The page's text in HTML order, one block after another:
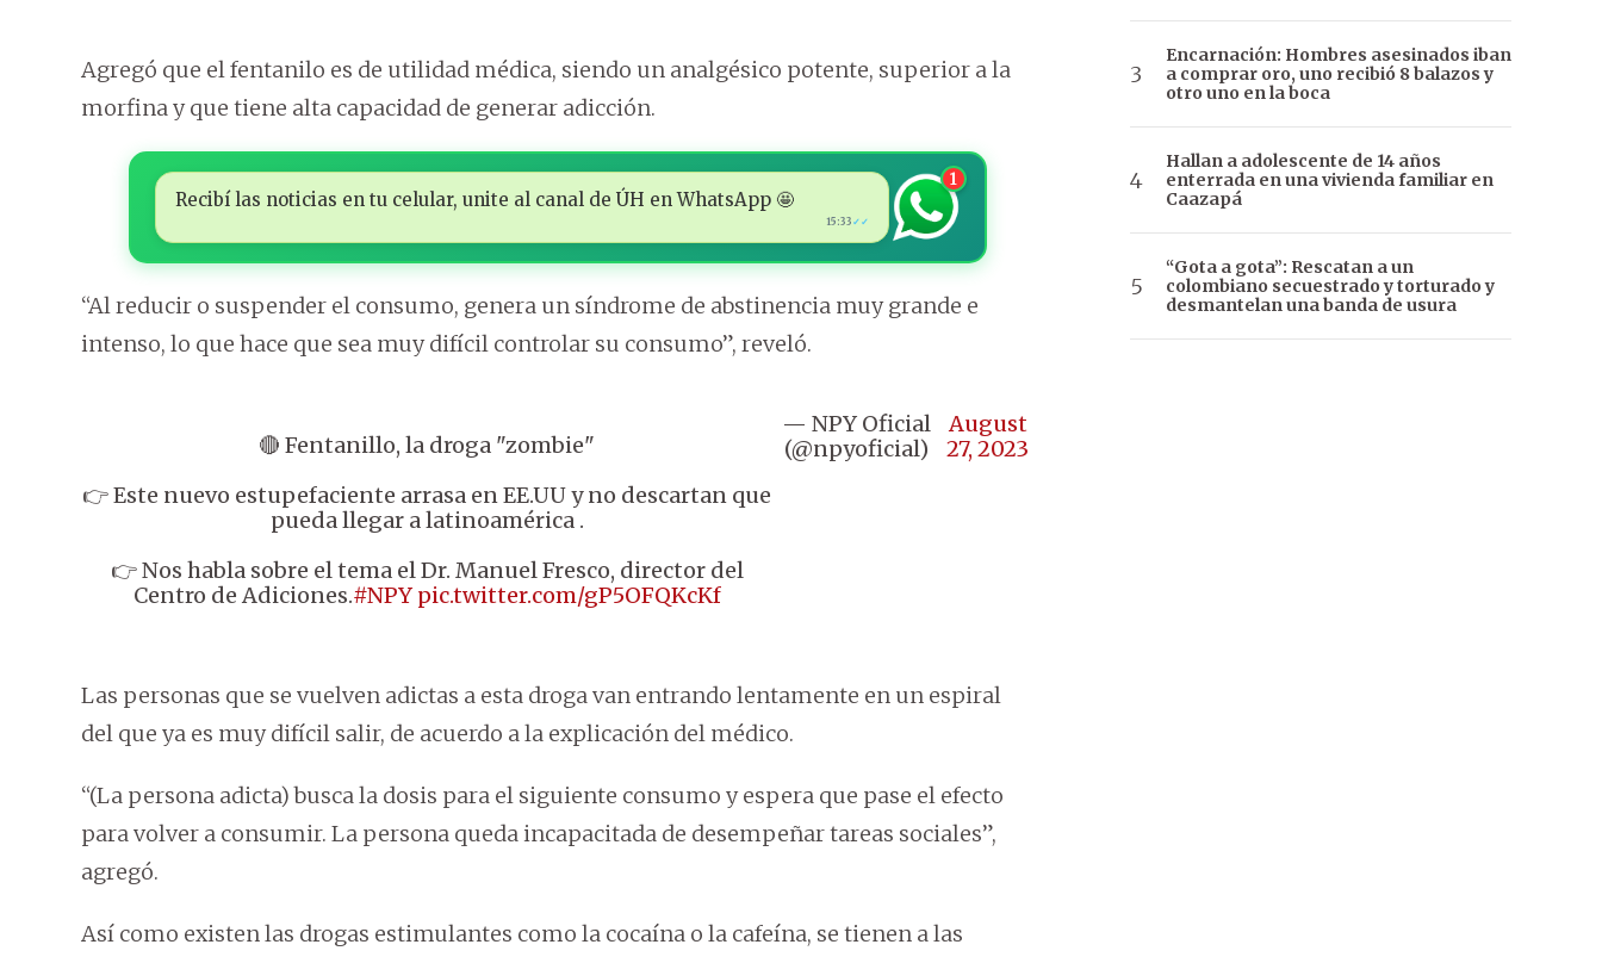
Agregó que el fentanilo es de utilidad médica, siendo un analgésico potente, superior a la
morfina y que tiene alta capacidad de generar adicción.
Recibí las noticias en tu celular, unite al canal de ÚH en WhatsApp 🤩
15:33 ✓✓
1
“Al reducir o suspender el consumo, genera un síndrome de abstinencia muy grande e
intenso, lo que hace que sea muy difícil controlar su consumo”, reveló.
🔴 Fentanillo, la droga "zombie"
👉 Este nuevo estupefaciente arrasa en EE.UU y no descartan que
pueda llegar a latinoamérica .
👉 Nos habla sobre el tema el Dr. Manuel Fresco, director del
Centro de Adiciones.#NPY pic.twitter.com/gP5OFQKcKf
— NPY Oficial
(@npyoficial)
August
27, 2023
Las personas que se vuelven adictas a esta droga van entrando lentamente en un espiral
del que ya es muy difícil salir, de acuerdo a la explicación del médico.
“(La persona adicta) busca la dosis para el siguiente consumo y espera que pase el efecto
para volver a consumir. La persona queda incapacitada de desempeñar tareas sociales”,
agregó.
Así como existen las drogas estimulantes como la cocaína o la cafeína, se tienen a las
Encarnación: Hombres asesinados iban
a comprar oro, uno recibió 8 balazos y
otro uno en la boca
Hallan a adolescente de 14 años
enterrada en una vivienda familiar en
Caazapá
“Gota a gota”: Rescatan a un
colombiano secuestrado y torturado y
desmantelan una banda de usura